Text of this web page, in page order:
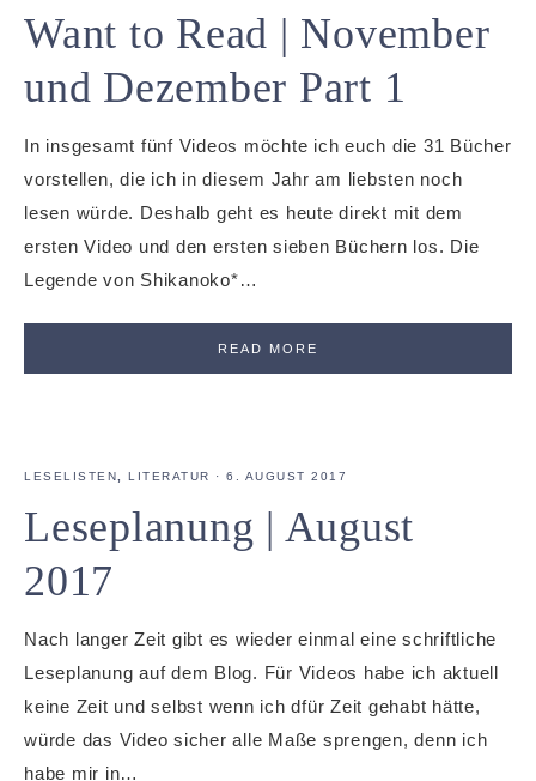
Want to Read | November
und Dezember Part 1
In insgesamt fünf Videos möchte ich euch die 31 Bücher
vorstellen, die ich in diesem Jahr am liebsten noch
lesen würde. Deshalb geht es heute direkt mit dem
ersten Video und den ersten sieben Büchern los. Die
Legende von Shikanoko*…
READ MORE
LESELISTEN LITERATUR · 6. AUGUST 2017
Leseplanung | August
2017
Nach langer Zeit gibt es wieder einmal eine schriftliche
Leseplanung auf dem Blog. Für Videos habe ich aktuell
keine Zeit und selbst wenn ich dfür Zeit gehabt hätte,
würde das Video sicher alle Maße sprengen, denn ich
habe mir in…